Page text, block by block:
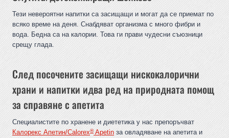
Тези невероятни напитки са засищащи и могат да се приемат по
всяко време на деня. Снабдяват организма с много фибри и
вода. Бедна са на калории. Това ги прави чудесни съюзници
срещу глада.
След посочените засищащи нискокалорични
храни и напитки идва ред на природната помощ
за справяне с апетита
Специалистите по хранене и диететика у нас препоръчват
Калорекс Апетин/Calorex®Apetin за овладяване на апетита и